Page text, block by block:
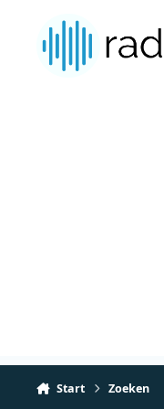
Start Zoeken